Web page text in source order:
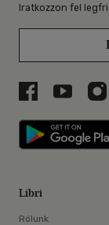
Iratkozzon fel
Libri aLibri a
Libri
Rólunk